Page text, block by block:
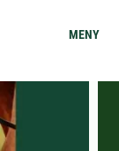
MENY